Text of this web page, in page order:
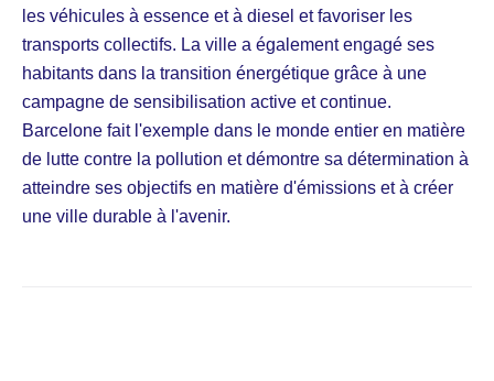
les véhicules à essence et à diesel et favoriser les
transports collectifs. La ville a également engagé ses
habitants dans la transition énergétique grâce à une
campagne de sensibilisation active et continue.
Barcelone fait l'exemple dans le monde entier en matière
de lutte contre la pollution et démontre sa détermination à
atteindre ses objectifs en matière d'émissions et à créer
une ville durable à l'avenir.